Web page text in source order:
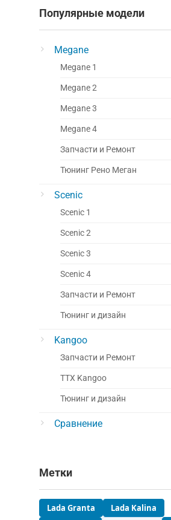
Популярные модели
Megane
Megane 1
Megane 2
Megane 3
Megane 4
Запчасти и Ремонт
Тюнинг Рено Меган
Scenic
Scenic 1
Scenic 2
Scenic 3
Scenic 4
Запчасти и Ремонт
Тюнинг и дизайн
Kangoo
Запчасти и Ремонт
ТТХ Kangoo
Тюнинг и дизайн
Сравнение
Метки
Lada Granta
Lada Kalina